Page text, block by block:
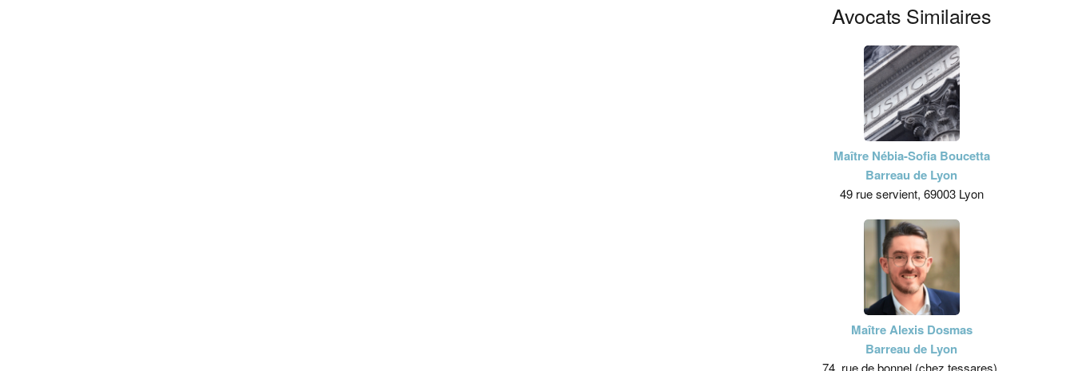
Avocats Similaires
Maître Nébia-Sofia Boucetta
Barreau de Lyon
49 rue servient, 69003 Lyon
Maître Alexis Dosmas
Barreau de Lyon
74, rue de bonnel (chez tessares),